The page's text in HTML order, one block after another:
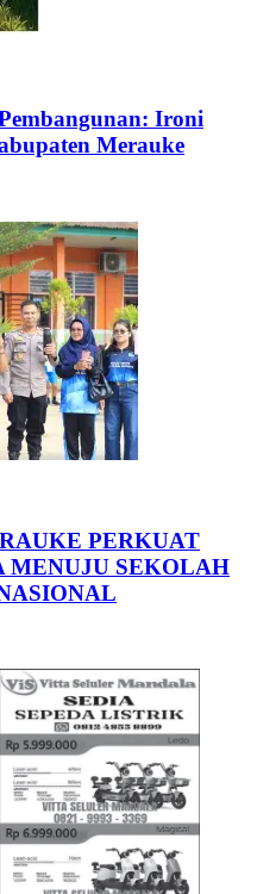
Ironi
Merauke
PERKUAT
SEKOLAH